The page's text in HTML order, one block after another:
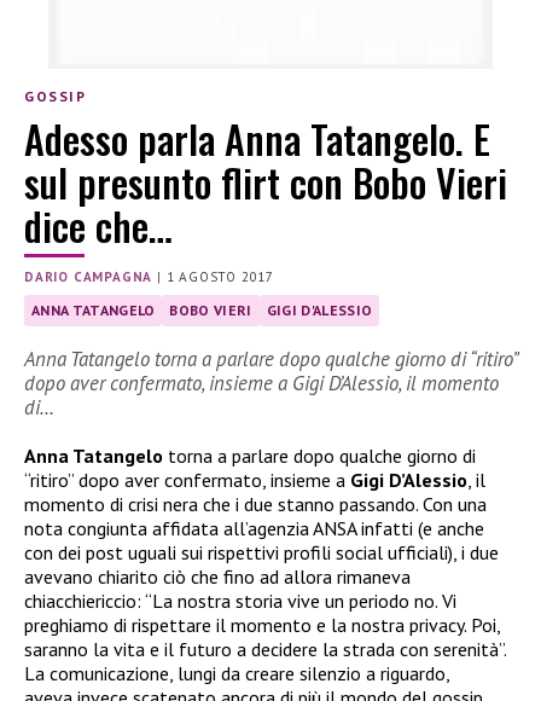
GOSSIP
Adesso parla Anna Tatangelo. E
sul presunto flirt con Bobo Vieri
dice che…
DARIO CAMPAGNA | 1 AGOSTO 2017
ANNA TATANGELO BOBO VIERI GIGI D'ALESSIO
Anna Tatangelo torna a parlare dopo qualche giorno di “ritiro”
dopo aver confermato, insieme a Gigi D’Alessio, il momento
di…
Anna Tatangelo torna a parlare dopo qualche giorno di
“ritiro” dopo aver confermato, insieme a Gigi D’Alessio , il
momento di crisi nera che i due stanno passando. Con una
nota congiunta affidata all’agenzia ANSA infatti (e anche
con dei post uguali sui rispettivi profili social ufficiali), i due
avevano chiarito ciò che fino ad allora rimaneva
chiacchiericcio: “La nostra storia vive un periodo no. Vi
preghiamo di rispettare il momento e la nostra privacy. Poi,
saranno la vita e il futuro a decidere la strada con serenità”.
La comunicazione, lungi da creare silenzio a riguardo,